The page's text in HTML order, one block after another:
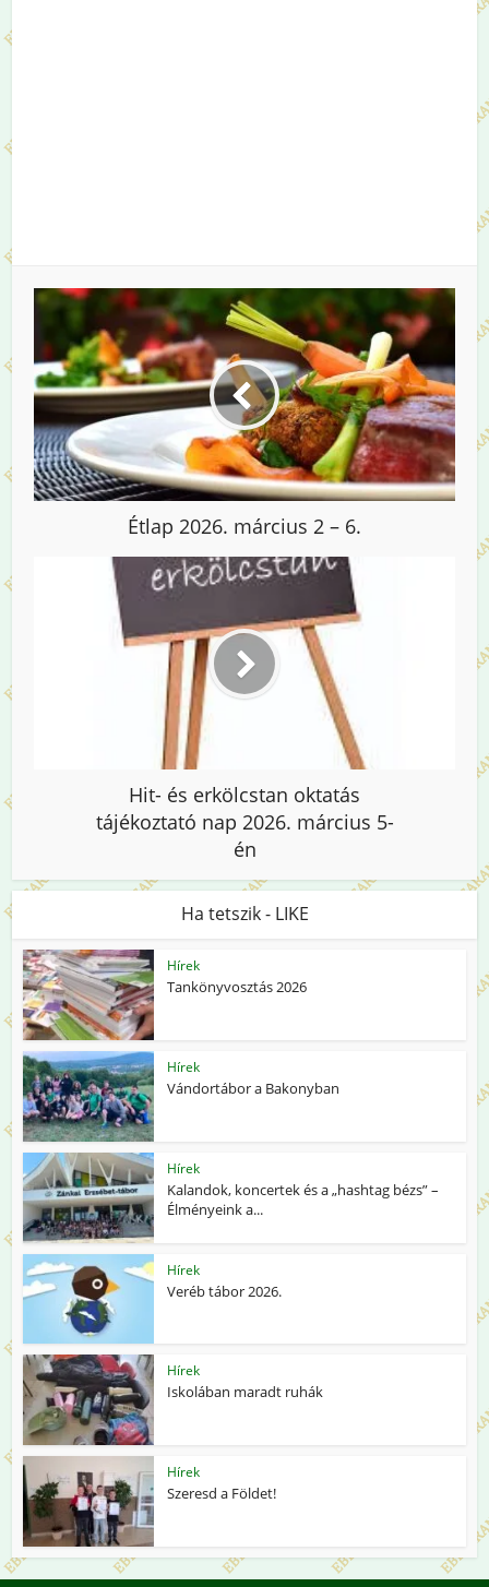
Étlap 2026. március 2 – 6.
Hit- és erkölcstan oktatás
tájékoztató nap 2026. március 5-
én
Ha tetszik - LIKE
Hírek
Tankönyvosztás 2026
Hírek
Vándortábor a Bakonyban
Hírek
Kalandok, koncertek és a „hashtag bézs” –
Élményeink a...
Hírek
Veréb tábor 2026.
Hírek
Iskolában maradt ruhák
Hírek
Szeresd a Földet!